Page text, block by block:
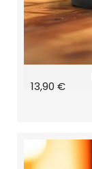
13,90 €